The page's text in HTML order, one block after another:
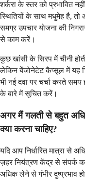
शर्करा के स्तर को प्रभावित
स्थितियों के साथ मधुमेह है,
समग्र उपचार योजना की
से काम करें।
कुछ खांसी के सिरप में चीनी
लेकिन बेंजोनेटेट कैप्सूल में यह
भी नई दवा पर चर्चा करते
के बारे में सूचित करें।
अगर मैं गलती से बहुत
क्या करना चाहिए?
यदि आप निर्धारित मात्रा से
ज़हर नियंत्रण केंद्र से संपर्क
अधिक लेने से गंभीर दुष्प्रभाव